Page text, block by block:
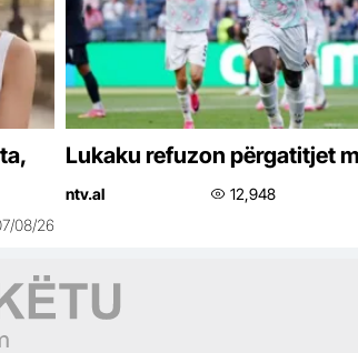
08/26
Lukaku refuzon përgatitjet
ntv.al 12,948